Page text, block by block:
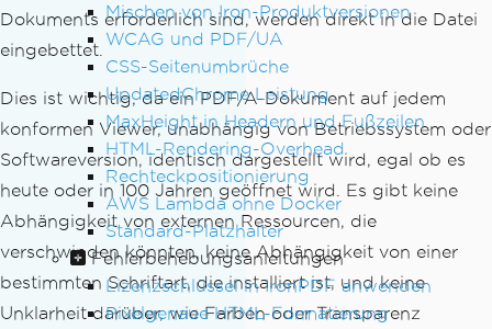
Mischen von Iron-Produktversionen
WCAG und PDF/UA
CSS-Seitenumbrüche
UpdatedChrome Leistung
MaxHeight in Headern und Fußzeilen
HTML-Rendering-Overhead
Rechteckpositionierung
AWS Lambda ohne Docker
Standard-Platzhalter
Fehlerbehebungsanleitungen
Lizenzschlüssel in IronPDF anwenden
Pixelgenaue HTML-Formatierung
Dokuments erforderlich sind, werden direkt in die Datei
eingebettet.
Dies ist wichtig, da ein PDF/A-Dokument auf jedem
konformen Viewer, unabhängig von Betriebssystem oder
Softwareversion, identisch dargestellt wird, egal ob es
heute oder in 100 Jahren geöffnet wird. Es gibt keine
Abhängigkeit von externen Ressourcen, die
verschwinden könnten, keine Abhängigkeit von einer
bestimmten Schriftart, die installiert ist, und keine
Unklarheit darüber, wie Farben oder Transparenz